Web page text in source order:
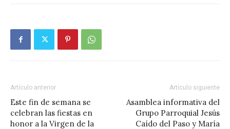
Artículo anterior
Este fin de semana se
celebran las fiestas en
honor a la Virgen de la
Artículo siguiente
Asamblea informativa del
Grupo Parroquial Jesús
Caído del Paso y María